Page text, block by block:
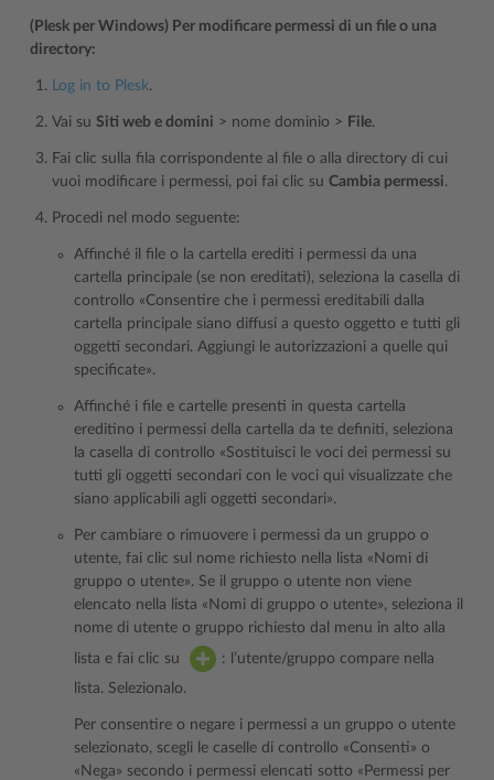
(Plesk per Windows) Per modificare permessi di un file o una
directory:
Log in to Plesk.
Vai su Siti web e domini > nome dominio > File.
Fai clic sulla fila corrispondente al file o alla directory di cui
vuoi modificare i permessi, poi fai clic su Cambia permessi.
Procedi nel modo seguente:
Affinché il file o la cartella erediti i permessi da una
cartella principale (se non ereditati), seleziona la casella di
controllo «Consentire che i permessi ereditabili dalla
cartella principale siano diffusi a questo oggetto e tutti gli
oggetti secondari. Aggiungi le autorizzazioni a quelle qui
specificate».
Affinché i file e cartelle presenti in questa cartella
ereditino i permessi della cartella da te definiti, seleziona
la casella di controllo «Sostituisci le voci dei permessi su
tutti gli oggetti secondari con le voci qui visualizzate che
siano applicabili agli oggetti secondari».
Per cambiare o rimuovere i permessi da un gruppo o
utente, fai clic sul nome richiesto nella lista «Nomi di
gruppo o utente». Se il gruppo o utente non viene
elencato nella lista «Nomi di gruppo o utente», seleziona il
nome di utente o gruppo richiesto dal menu in alto alla
lista e fai clic su
: l’utente/gruppo compare nella
lista. Selezionalo.
Per consentire o negare i permessi a un gruppo o utente
selezionato, scegli le caselle di controllo «Consenti» o
«Nega» secondo i permessi elencati sotto «Permessi per